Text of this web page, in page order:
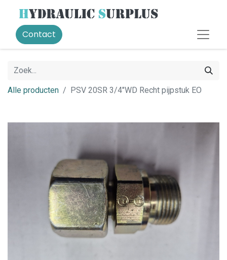
Contact
Alle producten PSV 20SR 3/4"WD Recht pijpstuk EO